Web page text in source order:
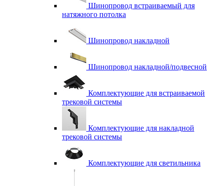
Шинопровод встраиваемый для
натяжного потолка
Шинопровод накладной
Шинопровод накладной/подвесной
Комплектующие для встраиваемой
трековой системы
Комплектующие для накладной
трековой системы
Комплектующие для светильника